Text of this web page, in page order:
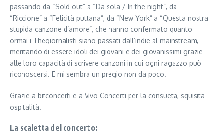
passando da “Sold out” a “Da sola / In the night”, da
“Riccione” a “Felicità puttana”, da “New York” a “Questa nostra
stupida canzone d’amore”, che hanno confermato quanto
ormai i Thegiornalisti siano passati dall’indie al mainstream,
meritando di essere idoli dei giovani e dei giovanissimi grazie
alle loro capacità di scrivere canzoni in cui ogni ragazzo può
riconoscersi. E mi sembra un pregio non da poco.
Grazie a bitconcerti e a Vivo Concerti per la consueta, squisita
ospitalità.
La scaletta del concerto: